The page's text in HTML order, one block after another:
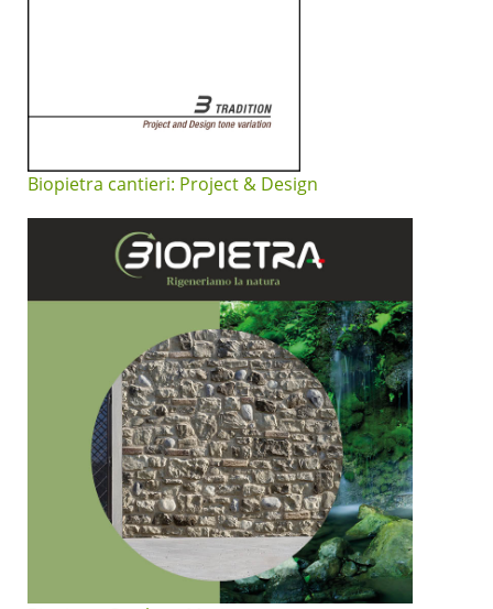
Biopietra cantieri: Project & Design